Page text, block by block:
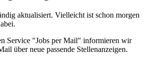
aktualisiert. Vielleicht ist schon morgen
Service "Jobs per Mail" informieren wir
über neue passende Stellenanzeigen.